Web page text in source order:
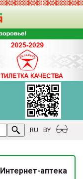
RU BY
Интернет-аптека